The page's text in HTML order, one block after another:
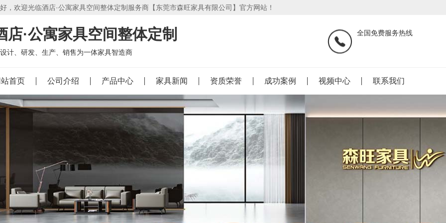
，欢迎光临酒店·公寓家具空间整体定制服务商【东莞市森旺家具有限公司】官方网站！
店·公寓家具空间整体定制
计、研发、生产、销售为一体家具智造商
全国免费服务热线
首页 公司介绍 产品中心 家具新闻 资质荣誉 成功案例 视频中心 联系我们